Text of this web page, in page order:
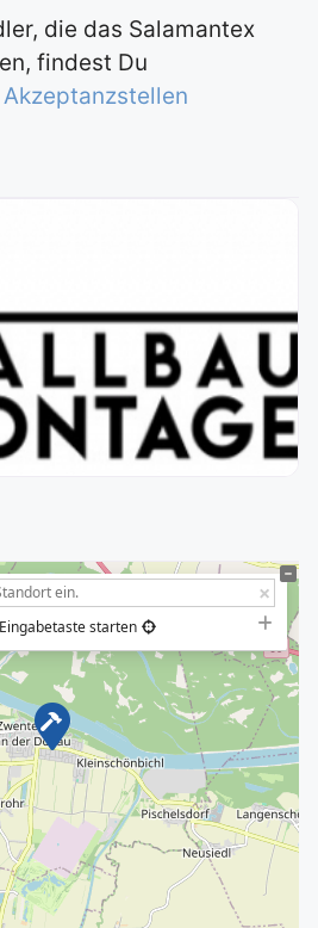
die das Salamantex
findest Du
starten